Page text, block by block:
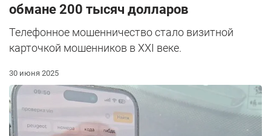
обмане 200 тысяч долларов
Телефонное мошенничество стало визитной
карточкой мошенников в XXI веке.
30 июня 2025